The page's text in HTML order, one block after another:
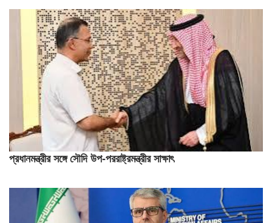
প্রধানমন্ত্রীর সঙ্গে সৌদি উপ-পররাষ্ট্রমন্ত্রীর সাক্ষাৎ